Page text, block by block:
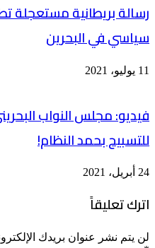
رسالة بريطانية مستعجلة
سياسي في البحرين
11 يوليو، 2021
فيديو: مجلس النواب
للتسبيح بحمد النظام!
24 أبريل، 2021
اترك تعليقاً
لن يتم نشر عنوان بريدك